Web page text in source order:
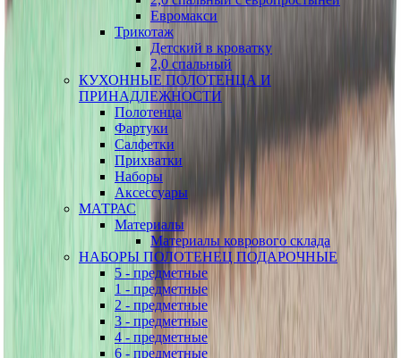
Евромакси
Трикотаж
Детский в кроватку
2,0 спальный
КУХОННЫЕ ПОЛОТЕНЦА И
ПРИНАДЛЕЖНОСТИ
Полотенца
Фартуки
Салфетки
Прихватки
Наборы
Аксессуары
МАТРАС
Материалы
Материалы коврового склада
НАБОРЫ ПОЛОТЕНЕЦ ПОДАРОЧНЫЕ
5 - предметные
1 - предметные
2 - предметные
3 - предметные
4 - предметные
6 - предметные